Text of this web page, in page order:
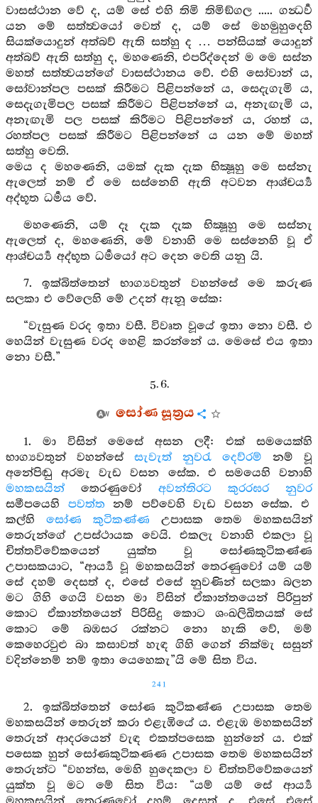
වාසස්ථාන වේ ද, යම් සේ එහි තිමි තිමිඞ්ගල ..... ගන්‍ධර්‍ව
යන මේ සත්ත්‍වයෝ වෙත් ද, යම් සේ මහමුහුදෙහි
සියක්යොදුන් අත්බව් ඇති සත්හු ද … පන්සියක් යොදුන්
අත්බව් ඇති සත්හු ද, මහණෙනි, එපරිද්දෙන් ම මෙ සස්න
මහත් සත්ත්‍වයන්ගේ වාසස්ථානය වේ. එහි සෝවාන් ය,
සෝවාන්පල පසක් කිරීමට පිළිපන්නේ ය, සෙදැගැමි ය,
සෙදැගැමිපල පසක් කිරීමට පිළිපන්නේ ය, අනැඟැමි ය,
අනැඟැමි පල පසක් කිරීමට පිළිපන්නේ ය, රහත් ය,
රහත්පල පසක් කිරීමට පිළිපන්නේ ය යන මේ මහත්
සත්හු වෙති.
මෙය ද මහණෙනි, යමක් දැක දැක භික්‍ෂූහු මෙ සස්නැ
ඇලෙත් නම් ඒ මෙ සස්නෙහි ඇති අටවන ආශ්චර්‍ය්‍ය
අද්භූත ධර්‍මය වේ.
මහණෙනි, යම් දෑ දැක දැක භික්‍ෂූහු මෙ සස්නැ
ඇලෙත් ද, මහණෙනි, මේ වනාහි මෙ සස්නෙහි වූ ඒ
ආශ්චර්‍ය්‍ය අද්භූත ධර්‍මයෝ අට දෙන වෙති යනු යි.
7. ඉක්බිත්තෙන් භාග්‍යවතුන් වහන්සේ මෙ කරුණ
සලකා එ වේලෙහි මේ උදන් ඇනූ සේක:
“වැසුණ වරද ඉතා වසී. විවෘත වූයේ ඉතා නො වසී. එ
හෙයින් වැසුණ වරද හෙළි කරන්නේ ය. මෙසේ එය ඉතා
නො වසී.”
5. 6.
සෝණ සූත්‍රය
1. මා විසින් මෙසේ අසන ලදී: එක් සමයෙක්හි
භාග්‍යවතුන් වහන්සේ සැවැත් නුවරැ දෙව්රම් නම් වූ
අනේපිඬු අරමැ වැඩ වසන සේක. එ සමයෙහි වනාහි
මහකසයින්තෙරණුවෝ අවන්තිරට
කුරරඝර නුවර
සමීපයෙහි පවත්ත නම් පව්වෙහි වැඩ වසන සේක. එ
කල්හි සෝණ කුටිකණ්ණ උපාසක තෙම මහකසයින්
තෙරුන්ගේ උපස්ථායක වෙයි. එකලැ වනාහි එකලා වූ
චිත්තවිවේකයෙන් යුක්ත වූ සෝණකුටිකණ්ණ
උපාසකයාට, “ආර්‍ය්‍ය වූ මහකසයින් තෙරණුවෝ යම් යම්
සේ දහම් දෙසත් ද, එසේ එසේ නුවණින් සලකා බලන
මට ගිහි ගෙයි වසන මා විසින් ඒකාන්තයෙන් පිරිපුන්
කොට ඒකාන්තයෙන් පිරිසිදු කොට ශංඛලිඛිතයක් සේ
කොට මේ බඹසර රක්නට නො හැකි වේ, මම්
කෙහෙරවුළු බා කසාවත් හැඳ ගිහි ගෙන් නික්මැ සසුන්
වදින්නෙම් නම් ඉතා යෙහෙකැ”යි මේ සිත විය.
241
2. ඉක්බිත්තෙන් සෝණ කුටිකණ්ණ උපාසක තෙම
මහකසයින් තෙරුන් කරා එළැඹියේ ය. එළැඹ මහකසයින්
තෙරුන් ආදරයෙන් වැඳ එකත්පසෙක හුන්නේ ය. එක්
පසෙක හුන් සෝණකුටිකණණ උපාසක තෙම මහකසයින්
තෙරුන්ට “වහන්ස, මෙහි හුදෙකලා ව චිත්තවිවේකයෙන්
යුක්ත වූ මට මේ සිත විය: “යම් යම් සේ ආර්‍ය්‍ය